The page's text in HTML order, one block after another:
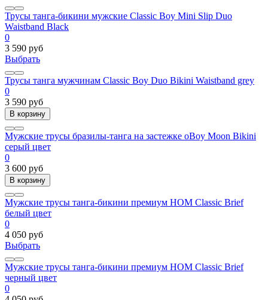
Трусы танга-бикини мужские Classic Boy Mini Slip Duo
Waistband Black
0
3 590 руб
Выбрать
Трусы танга мужчинам Classic Boy Duo Bikini Waistband grey
0
3 590 руб
В корзину
Мужские трусы бразилы-танга на застежке oBoy Moon Bikini
серый цвет
0
3 600 руб
В корзину
Мужские трусы танга-бикини премиум HOM Classic Brief
белый цвет
0
4 050 руб
Выбрать
Мужские трусы танга-бикини премиум HOM Classic Brief
черный цвет
0